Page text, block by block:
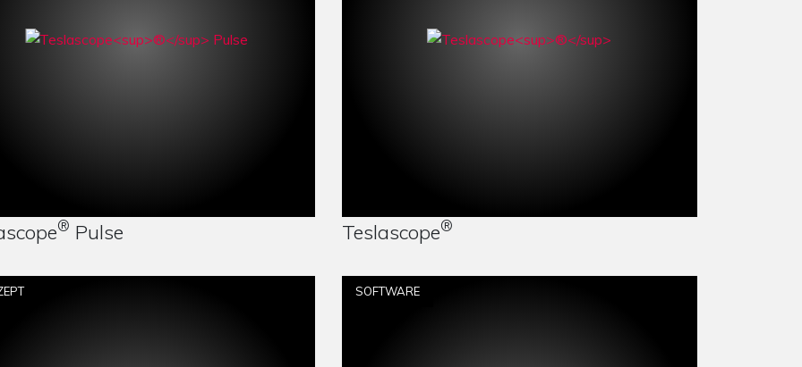
® Pulse Teslascope®
SOFTWARE